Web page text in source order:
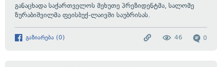
განაცხადა საქართველოს მეხუთე პრეზიდენტმა, სალომე
ზურაბიშვილმა ფეისბუქ-ლაივში საუბრისას.
გაზიარება (0) 0
46